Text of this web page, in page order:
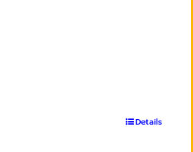
Details